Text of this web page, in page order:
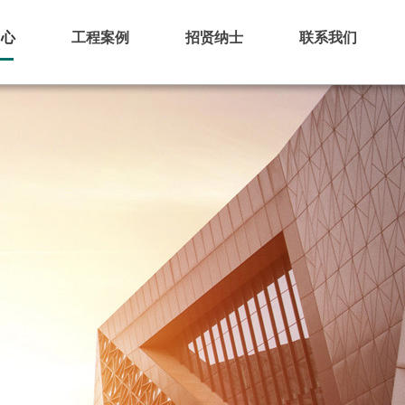
工程案例 招贤纳士 联系我们